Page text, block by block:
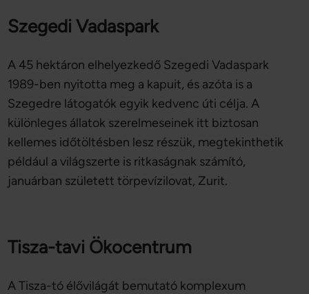
Szegedi Vadaspark
A 45 hektáron elhelyezkedő Szegedi Vadaspark
1989-ben nyitotta meg a kapuit, és azóta is a
Szegedre látogatók egyik kedvenc úti célja. A
különleges állatok szerelmeseinek itt biztosan
kellemes időtöltésben lesz részük, megtekinthetik
például a világszerte is ritkaságnak számító,
januárban született törpevízilovat, Zurit.
Tisza-tavi Ökocentrum
A Tisza-tó élővilágát bemutató komplexum